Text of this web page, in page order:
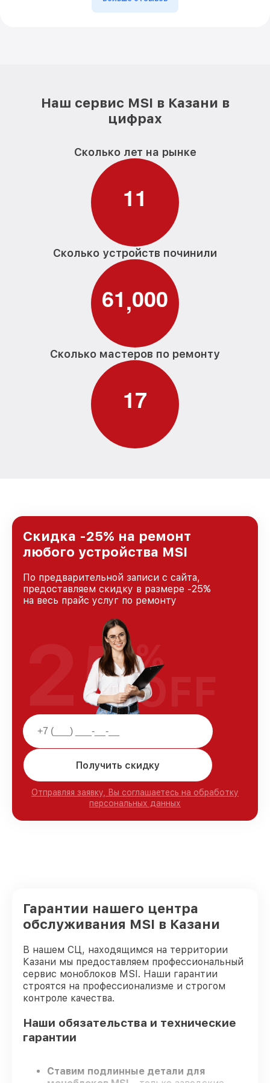
Наш сервис MSI в Казани в
цифрах
Сколько лет на рынке
11
Сколько устройств починили
61,000
Сколько мастеров по ремонту
17
Скидка -25% на ремонт
любого устройства MSI
По предварительной записи с сайта,
предоставляем скидку в размере -25%
на весь прайс услуг по ремонту
Получить скидку
Отправляя заявку, Вы соглашаетесь на обработку
персональных данных
25%
OFF
Гарантии нашего центра
обслуживания MSI в Казани
В нашем СЦ, находящимся на территории
Казани мы предоставляем профессиональный
сервис моноблоков MSI. Наши гарантии
строятся на профессионализме и строгом
контроле качества.
Наши обязательства и технические
гарантии
Ставим подлинные детали для